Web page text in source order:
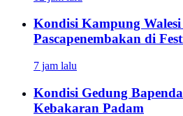
Kondisi Kampung
Pascapenembakan di
7 jam lalu
Kondisi Gedung
Kebakaran Padam